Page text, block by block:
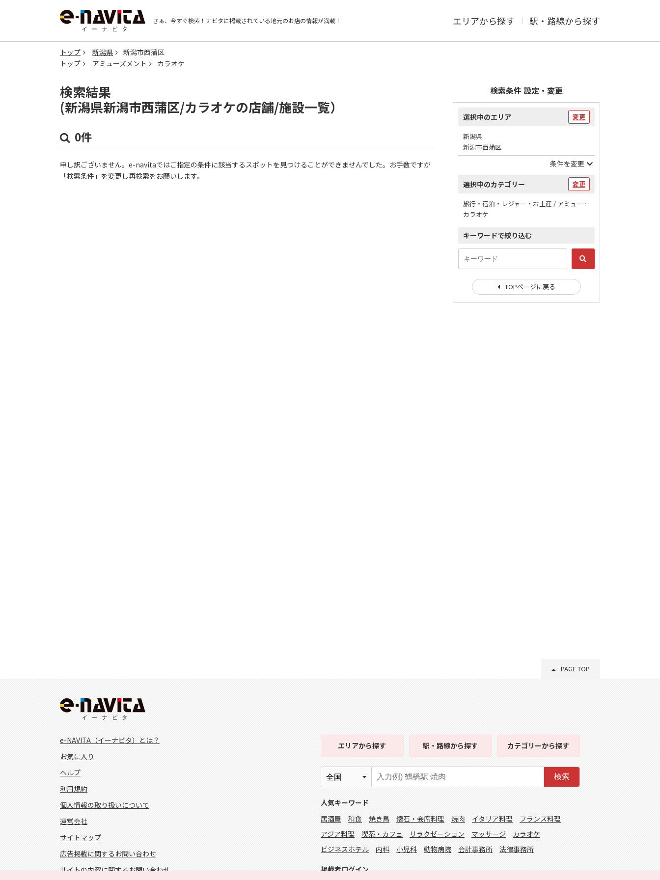
さぁ、今すぐ検索！ ナビタに掲載されている地元のお店の情報が満載！ エリアから探す 駅・路線から探す
トップ 新潟県
新潟市西蒲区
トップ
アミューズメント カラオケ
検索結果
(新潟県新潟市西蒲区/カラオケの店舗/施設一覧）
0件
申し訳ございません。e-navitaではご指定の条件に該当するスポットを見つけることができませんでした。お手数ですが
「検索条件」を変更し再検索をお願いします。
検索条件 設定・変更
選択中のエリア 変更
新潟県
新潟市西蒲区
条件を変更
選択中のカテゴリー 変更
旅行・宿泊・レジャー・お土産 / アミューズメント
カラオケ
キーワードで絞り込む
TOPページに戻る
PAGE TOP
e-NAVITA（イーナビタ）とは？
お気に入り
ヘルプ
利用規約
個人情報の取り扱いについて
運営会社
サイトマップ
広告掲載に関するお問い合わせ
サイトの内容に関するお問い合わせ
エリアから探す 駅・路線から探す カテゴリーから探す
検索
人気キーワード
居酒屋
和食 焼き鳥 懐石・会席料理 焼肉 イタリア料理
フランス料理
アジア料理
喫茶・カフェ リラクゼーション マッサージ
カラオケ
ビジネスホテル
内科 小児科 動物病院 会計事務所 法律事務所
掲載者ログイン